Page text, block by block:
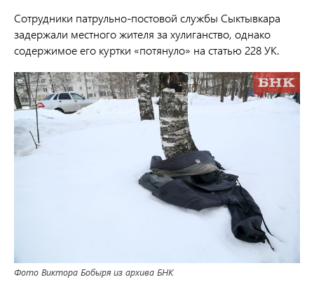
Сотрудники патрульно-постовой службы Сыктывкара
задержали местного жителя за хулиганство, однако
содержимое его куртки «потянуло» на статью 228 УК.
Фото Виктора Бобыря из архива БНК